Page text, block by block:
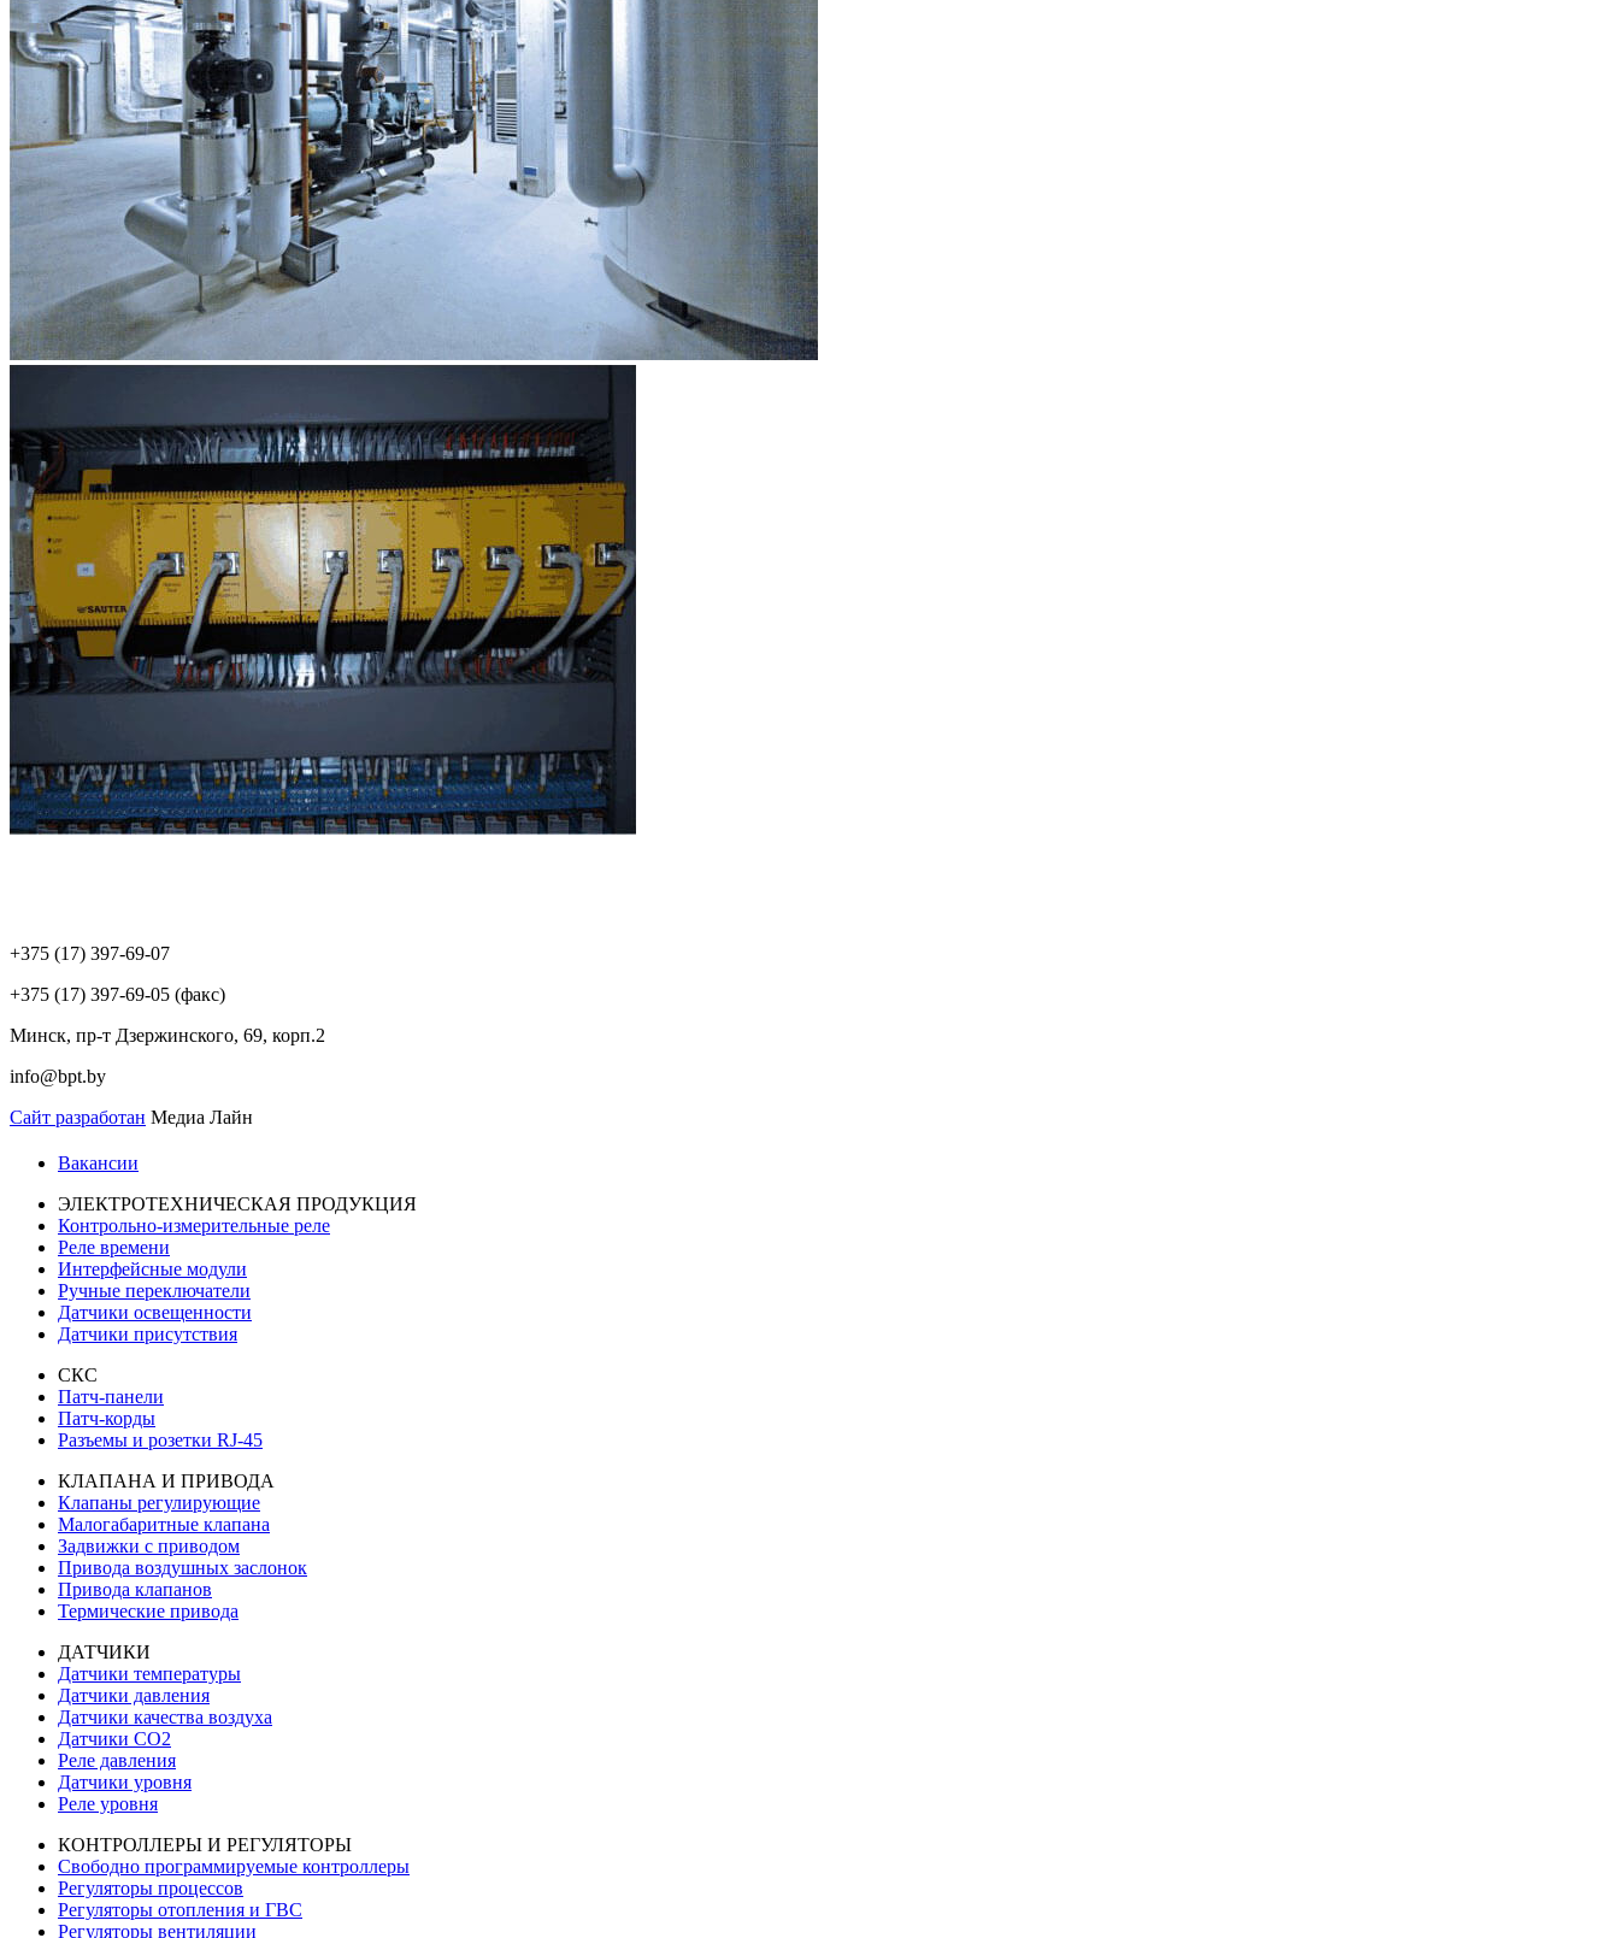
+375 (17) 397-69-07
+375 (17) 397-69-05 (факс)
Минск, пр-т Дзержинского, 69, корп.2
info@bpt.by
Сайт разработан Медиа Лайн
Вакансии
ЭЛЕКТРОТЕХНИЧЕСКАЯ ПРОДУКЦИЯ
Контрольно-измерительные реле
Реле времени
Интерфейсные модули
Ручные переключатели
Датчики освещенности
Датчики присутствия
СКС
Патч-панели
Патч-корды
Разъемы и розетки RJ-45
КЛАПАНА И ПРИВОДА
Клапаны регулирующие
Малогабаритные клапана
Задвижки с приводом
Привода воздушных заслонок
Привода клапанов
Термические привода
ДАТЧИКИ
Датчики температуры
Датчики давления
Датчики качества воздуха
Датчики СО2
Реле давления
Датчики уровня
Реле уровня
КОНТРОЛЛЕРЫ И РЕГУЛЯТОРЫ
Свободно программируемые контроллеры
Регуляторы процессов
Регуляторы отопления и ГВС
Регуляторы вентиляции